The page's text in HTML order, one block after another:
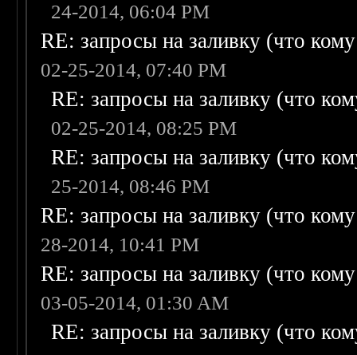
24-2014, 06:04 PM
RE: запросы на заливку (что
02-25-2014, 07:40 PM
RE: запросы на заливку (что
02-25-2014, 08:25 PM
RE: запросы на заливку (что
25-2014, 08:46 PM
RE: запросы на заливку (что
28-2014, 10:41 PM
RE: запросы на заливку (что
03-05-2014, 01:30 AM
RE: запросы на заливку (что